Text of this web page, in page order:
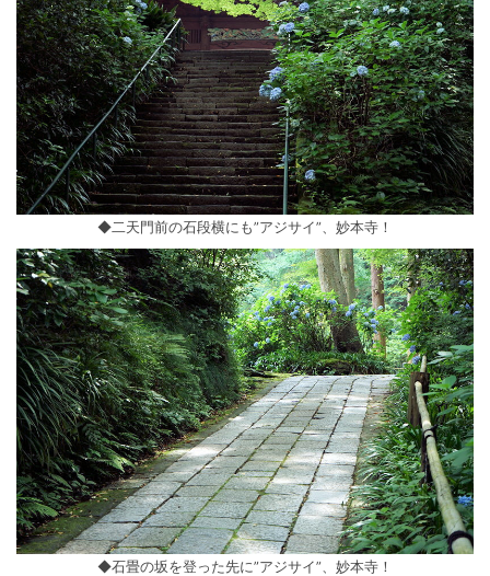
◆二天門前の石段横にも”アジサイ”、妙本寺！
◆石畳の坂を登った先に”アジサイ”、妙本寺！